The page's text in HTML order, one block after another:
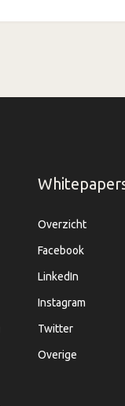
Overzicht
Facebook
LinkedIn
Instagram
Twitter
Overige